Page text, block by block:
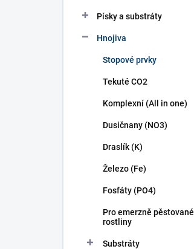
Písky a substráty
Hnojiva
Stopové prvky
Tekuté CO2
Komplexní (All in one)
Dusičnany (NO3)
Draslík (K)
Železo (Fe)
Fosfáty (PO4)
Pro emerzně pěstované
rostliny
Substráty